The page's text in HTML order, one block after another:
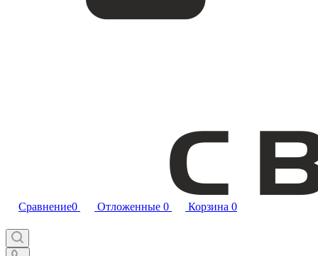
Сравнение0 Отложенные 0 Корзина 0